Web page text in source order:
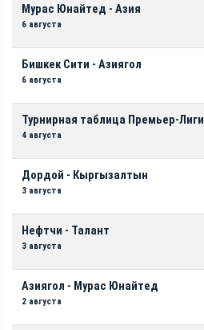
Мурас Юнайтед - Азия
6 августа
Бишкек Сити - Азиягол
6 августа
Турнирная таблица Премьер-Лиги
4 августа
Дордой - Кыргызалтын
3 августа
Нефтчи - Талант
3 августа
Азиягол - Мурас Юнайтед
2 августа